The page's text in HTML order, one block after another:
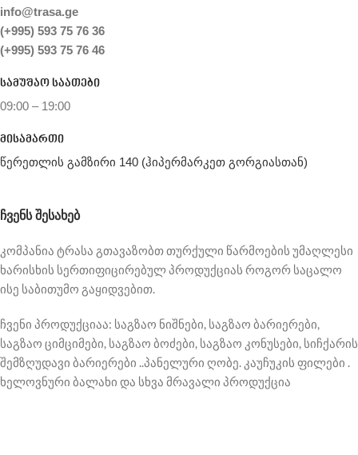
info@trasa.ge
(+995) 593 75 76 36
(+995) 593 75 76 46
სამუშაო საათები
09:00 – 19:00
მისამართი
წერეთლის გამზირი 140 (ჰიპერმარკეთ გორგიასთან)
ᲩᲕᲔᲜᲡ ᲨᲔᲡᲐᲮᲔᲑ
კომპანია ტრასა გთავაზობთ თურქული წარმოების უმაღლესი
ხარისხის სერთიფიცირებულ პროდუქციას როგორ საცალო
ისე საბითუმო გაყიდვებით.
ჩვენი პროდუქციაა: საგზაო ნიშნები, საგზაო ბარიერები,
საგზაო ციმციმები, საგზაო ბოძები, საგზაო კონუსები, სიჩქარის
შემზღუდავი ბარიერები ..პანელური ღობე. კაუჩუკის ფილები .
ხელოვნური ბალახი და სხვა მრავალი პროდუქცია